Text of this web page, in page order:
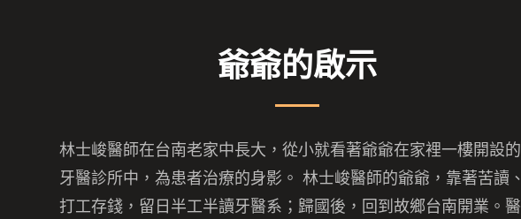
爺爺的啟示
林士峻醫師在台南老家中長大，從小就看著爺爺在家裡一樓開設的
牙醫診所中，為患者治療的身影。 林士峻醫師的爺爺，靠著苦讀、
打工存錢，留日半工半讀牙醫系；歸國後，回到故鄉台南開業。醫